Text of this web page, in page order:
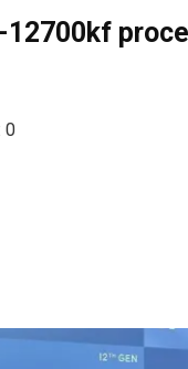
12700kf
0